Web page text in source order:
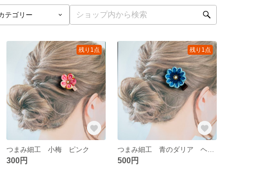
残り1点
つまみ細工 小梅 ピンク
300円
残り1点
500円